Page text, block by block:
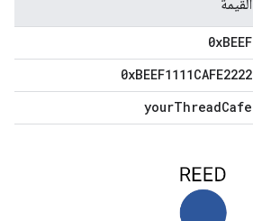
القيمة
0xBEEF
0xBEEF1111CAFE2222
yourThreadCafe